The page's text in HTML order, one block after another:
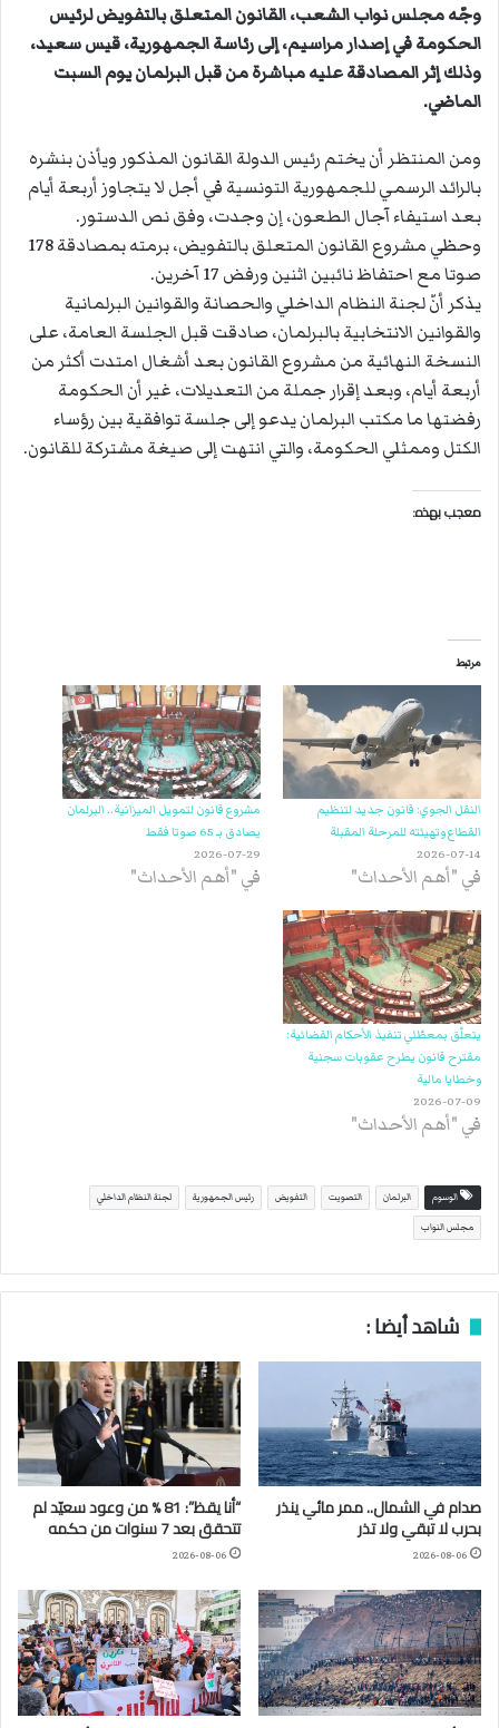
ي
ا
وجّه مجلس نواب الشعب، القانون المتعلق بالتفويض لرئيس
الحكومة في إصدار مراسيم، إلى رئاسة الجمهورية، قيس سعيد،
وذلك إثر المصادقة عليه مباشرة من قبل البرلمان يوم السبت
الماضي.
ومن المنتظر أن يختم رئيس الدولة القانون المذكور ويأذن بنشره
بالرائد الرسمي للجمهورية التونسية في أجل لا يتجاوز أربعة أيام
بعد استيفاء آجال الطعون، إن وجدت، وفق نص الدستور.
وحظي مشروع القانون المتعلق بالتفويض، برمته بمصادقة 178
صوتا مع احتفاظ نائبين اثنين ورفض 17 آخرين.
يذكر أنّ لجنة النظام الداخلي والحصانة والقوانين البرلمانية
والقوانين الانتخابية بالبرلمان، صادقت قبل الجلسة العامة، على
النسخة النهائية من مشروع القانون بعد أشغال امتدت أكثر من
أربعة أيام، وبعد إقرار جملة من التعديلات، غير أن الحكومة
رفضتها ما مكتب البرلمان يدعو إلى جلسة توافقية بين رؤساء
الكتل وممثلي الحكومة، والتي انتهت إلى صيغة مشتركة للقانون.
معجب بهذه:
مرتبط
النقل الجوي: قانون جديد لتنظيم
القطاع وتهيئته للمرحلة المقبلة
2026-07-14
في "أهم الأحداث"
مشروع قانون لتمويل الميزانية.. البرلمان
يصادق بـ 65 صوتا فقط
2026-07-29
في "أهم الأحداث"
يتعلّق بمعطّلي تنفيذ الأحكام القضائية:
مقترح قانون يطرح عقوبات سجنية
وخطايا مالية
2026-07-09
في "أهم الأحداث"
الوسوم البرلمان التصويت التفويض رئيس الجمهورية لجنة النظام الداخلي
مجلس النواب
شاهد أيضا :
صدام في الشمال.. ممر مائي ينذر
بحرب لا تبقي ولا تذر
2026-08-06
“أنا يقظ”: 81 % من وعود سعيّد لم
تتحقق بعد 7 سنوات من حكمه
2026-08-06